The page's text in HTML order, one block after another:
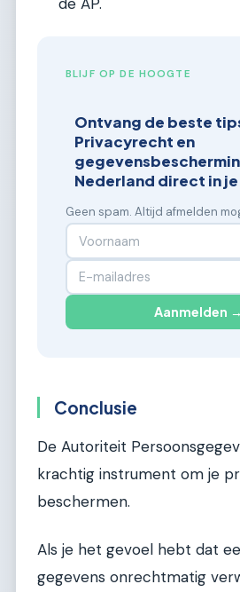
BLIJF OP DE HOOGTE
Ontvang de beste
Privacyrecht en
Nederland direct in
Geen spam. Altijd afmelden
Aanmelden →
Conclusie
De Autoriteit
krachtig instrument om je
beschermen.
Als je het gevoel hebt dat
gegevens onrechtmatig